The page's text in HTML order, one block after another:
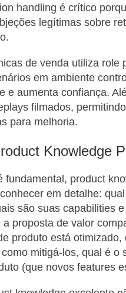
handling é crítico
legítimas sobre
de venda utiliza role
em ambiente
e aumenta confiança.
filmados,
para melhoria.
Knowledge
fundamental, product
em detalhe:
são suas capabilities
proposta de valor
produto está
mitigá-los, qual é o
(que novos features